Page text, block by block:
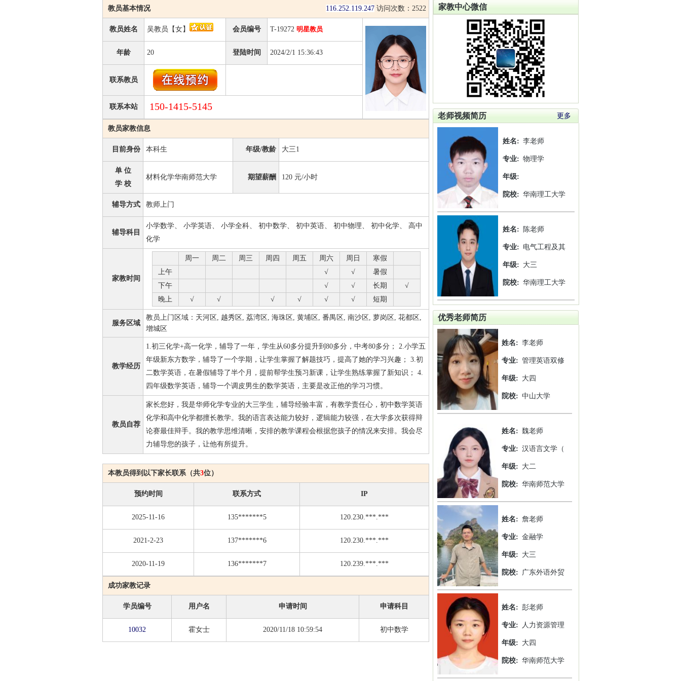
教员基本情况 116.252.119.247 访问次数： 2522
教员姓名 吴教员【女】 会员编号 T-19272 明星教员
年龄 20 登陆时间 2024/2/1 15:36:43
联系教员
联系本站 150-1415-5145
教员家教信息
目前身份 本科生 年级/教龄 大三1
单 位
学 校
材料化学华南师范大学 期望薪酬 120 元/小时
辅导方式 教师上门
辅导科目
小学数学、 小学英语、 小学全科、 初中数学、 初中英语、 初中物理、 初中化学、 高中
化学
家教时间
周一 周二 周三 周四 周五 周六 周日
寒假
上午
√ √
暑假
下午
√ √ 长期
√
晚上
√ √ √ √ √ √ 短期
服务区域
教员上门区域：天河区, 越秀区, 荔湾区, 海珠区, 黄埔区, 番禺区, 南沙区, 萝岗区, 花都区,
增城区
教学经历
1.初三化学+高一化学，辅导了一年，学生从60多分提升到80多分，中考80多分； 2.小学五
年级新东方数学，辅导了一个学期，让学生掌握了解题技巧，提高了她的学习兴趣； 3.初
二数学英语，在暑假辅导了半个月，提前帮学生预习新课，让学生熟练掌握了新知识； 4.
四年级数学英语，辅导一个调皮男生的数学英语，主要是改正他的学习习惯。
教员自荐
家长您好，我是华师化学专业的大三学生，辅导经验丰富，有教学责任心，初中数学英语
化学和高中化学都擅长教学。我的语言表达能力较好，逻辑能力较强，在大学多次获得辩
论赛最佳辩手。我的教学思维清晰，安排的教学课程会根据您孩子的情况来安排。我会尽
力辅导您的孩子，让他有所提升。
本教员得到以下家长联系（共3位）
预约时间 联系方式 IP
2025-11-16 135*******5 120.230.***.***
2021-2-23 137*******6 120.230.***.***
2020-11-19 136*******7 120.239.***.***
成功家教记录
学员编号 用户名 申请时间 申请科目
10032 霍女士 2020/11/18 10:59:54 初中数学
家教中心微信
老师视频简历 更多
姓名: 李老师
专业: 物理学
年级:
院校: 华南理工大学
姓名: 陈老师
专业: 电气工程及其
年级: 大三
院校: 华南理工大学
优秀老师简历
姓名: 李老师
专业: 管理英语双修
年级: 大四
院校: 中山大学
姓名: 魏老师
专业: 汉语言文学（
年级: 大二
院校: 华南师范大学
姓名: 詹老师
专业: 金融学
年级: 大三
院校: 广东外语外贸
姓名: 彭老师
专业: 人力资源管理
年级: 大四
院校: 华南师范大学